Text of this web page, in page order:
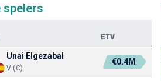
spelers
ETV
Unai Elgezabal
V (C)
€0.4M